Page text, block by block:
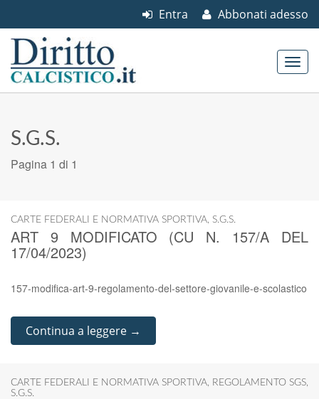
Abbonati adesso
Entra
S.G.S.
Pagina 1 di 1
CARTE FEDERALI E NORMATIVA SPORTIVA, S.G.S.
ART 9 MODIFICATO (CU N. 157/A DEL
17/04/2023)
157-modifica-art-9-regolamento-del-settore-giovanile-e-scolastico
Continua a leggere →
CARTE FEDERALI E NORMATIVA SPORTIVA, REGOLAMENTO SGS,
S.G.S.